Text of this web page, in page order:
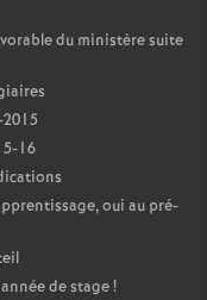
du ministère suite
16
oui au pré-
de stage!